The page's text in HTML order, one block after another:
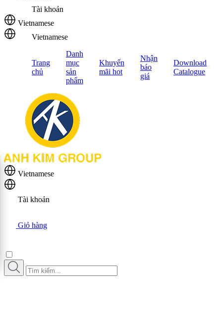
Tài khoản
Vietnamese
Vietnamese
Trang
chủ
Danh
mục
sản
phẩm
Khuyến
mãi hot
Nhận
báo
giá
Download
Catalogue
Vietnamese
Tài khoản
Giỏ hàng